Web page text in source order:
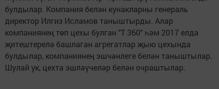
булдылар. Компания белән кунакларны генераль
директор Илгиз Исламов таныштырды. Алар
компаниянең төп цехы булган "Т 360" һәм 2017 елда
җитештерелә башлаган агрегатлар җыю цехында
булдылар, компаниянең эшчәнлеге белән таныштылар.
Шулай ук, цехта эшләүчеләр белән очраштылар.